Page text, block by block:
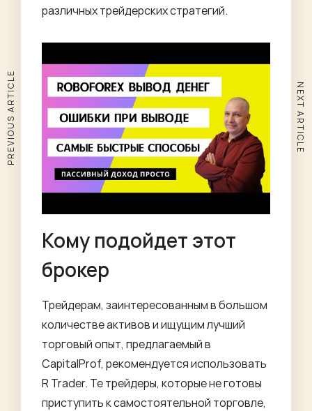
различных трейдерских стратегий.
Кому подойдет этот
брокер
Трейдерам, заинтересованным в большом
количестве активов и ищущим лучший
торговый опыт, предлагаемый в
CapitalProf, рекомендуется использовать
R Trader. Те трейдеры, которые не готовы
приступить к самостоятельной торговле,
PREVIOUS ARTICLE NEXT ARTICLE